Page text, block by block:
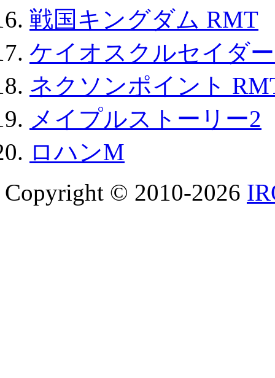
戦国キングダム RMT
ケイオスクルセイダ
ネクソンポイント
メイプルストーリー2
ロハンM
Copyright © 2010-2026